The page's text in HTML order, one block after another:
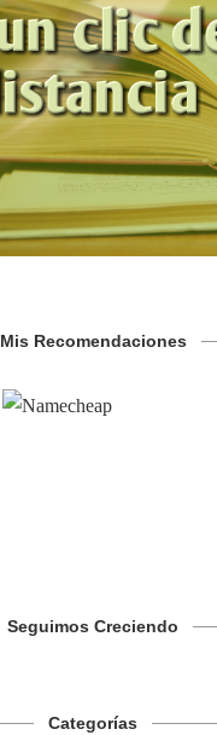
Mis Recomendaciones
Seguimos Creciendo
Categorías